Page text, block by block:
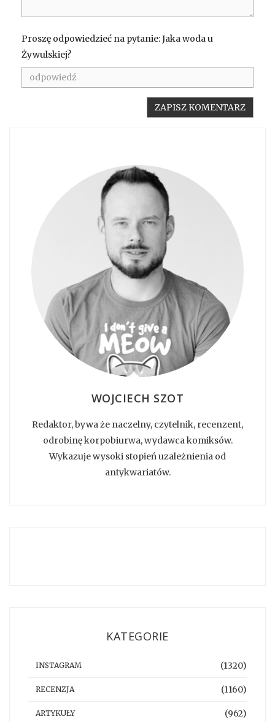
Proszę odpowiedzieć na pytanie: Jaka woda u
Żywulskiej?
WOJCIECH SZOT
Redaktor, bywa że naczelny, czytelnik, recenzent,
odrobinę korpobiurwa, wydawca komiksów.
Wykazuje wysoki stopień uzależnienia od
antykwariatów.
KATEGORIE
INSTAGRAM (1320)
RECENZJA (1160)
ARTYKUŁY (962)